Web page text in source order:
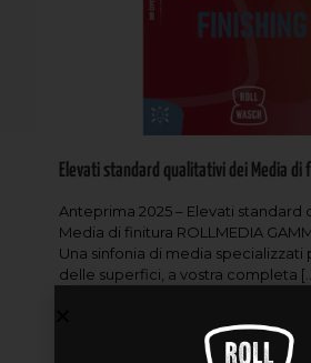
Elevati standard qualitativi dei Media di
Anteprima 2025 – Elevati standard
Media di finitura ROLLMEDIA
Una sinfonia di media specializzati
delle superfici, a vostra completa